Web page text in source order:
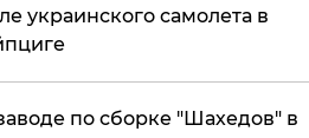
украинского самолета в
по сборке "Шахедов" в